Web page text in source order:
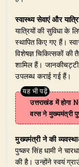
स्वास्थ्य सेवाएं और
यात्रियों की सुविधा के
स्थापित किए गए हैं।
विशेषज्ञ चिकित्सकों
शामिल हैं।
उपलब्ध कराई गई हैं।
उत्तराखंड में होगा
वत्स ने मुख्यमंत्री
मुख्यमंत्री ने की
पुष्कर सिंह धामी ने
की है। उन्होंने स्वयं